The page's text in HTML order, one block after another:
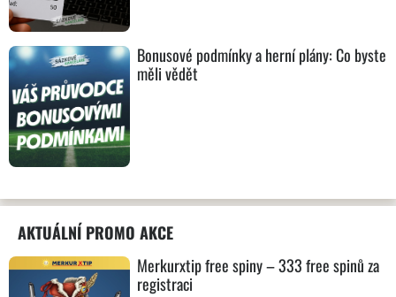
Bonusové podmínky a herní plány: Co byste
měli vědět
AKTUÁLNÍ PROMO AKCE
Merkurxtip free spiny – 333 free spinů za
registraci